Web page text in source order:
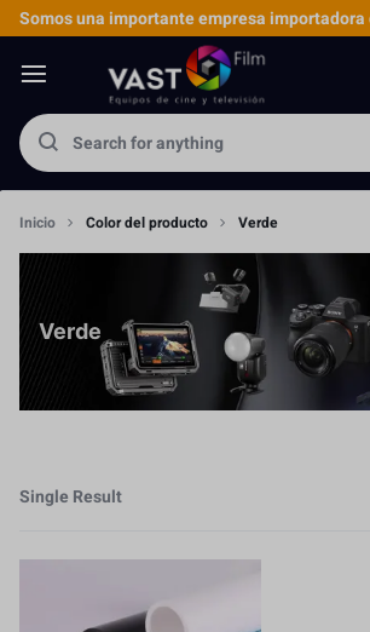
Somos una importante empresa
Inicio Color del producto Verde
Verde
Single Result